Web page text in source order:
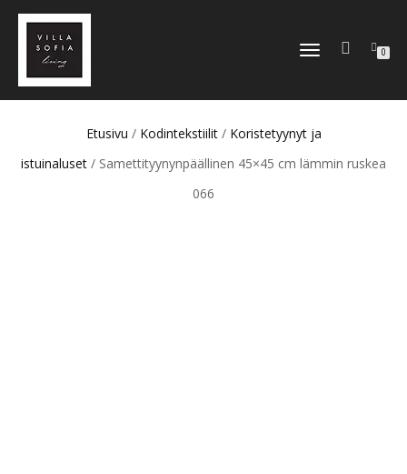
TOGGLE
0
Etusivu / Kodintekstiilit/ Koristetyynyt ja
istuinaluset / Samettityynynpäällinen 45×45 cm lämmin ruskea
066